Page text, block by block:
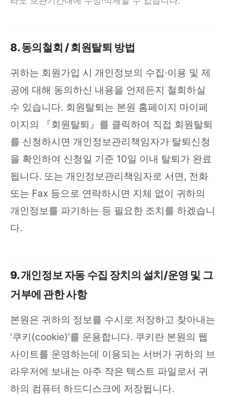
8. 동의철회 / 회원탈퇴 방법
귀하는 회원가입 시 개인정보의 수집·이용 및 제
공에 대해 동의하신 내용을 언제든지 철회하실
수 있습니다. 회원탈퇴는 본원 홈페이지 마이페
이지의 『회원탈퇴』를 클릭하여 직접 회원탈퇴
를 신청하시면 개인정보관리책임자가 탈퇴신청
을 확인하여 신청일 기준 10일 이내 탈퇴가 완료
됩니다. 또는 개인정보관리책임자로 서면, 전화
또는 Fax 등으로 연락하시면 지체 없이 귀하의
개인정보를 파기하는 등 필요한 조치를 하겠습니
다.
9. 개인정보 자동 수집 장치의 설치/운영 및 그
거부에 관한 사항
본원은 귀하의 정보를 수시로 저장하고 찾아내는
'쿠키(cookie)'를 운용합니다. 쿠키란 본원의 웹
사이트를 운영하는데 이용되는 서버가 귀하의 브
라우저에 보내는 아주 작은 텍스트 파일로서 귀
하의 컴퓨터 하드디스크에 저장됩니다.